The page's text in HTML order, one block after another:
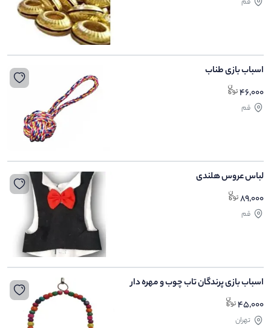
اسباب بازی طناب
46,000
قم
لباس عروس هلندی
89,000
قم
اسباب بازی پرندگان تاب چوب و مهره دار
45,000
تهران